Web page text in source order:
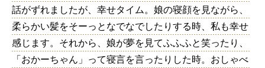
話がずれましたが、幸せタイム。娘の寝顔を見ながら、
柔らかい髪をそーっとなでなでしたりする時、私も幸せ
感じます。それから、娘が夢を見てふふふと笑ったり、
「おかーちゃん」って寝言を言ったりした時。おしゃべ